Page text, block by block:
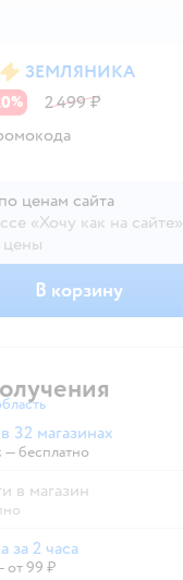
ЗЕМЛЯНИКА
% 2 499 ₽
ценам сайта
«Хочу как на сайте»
сайта
В корзину
адреса доставки.
32 магазинах
— бесплатно
в магазин
за 2 часа
от 99 ₽